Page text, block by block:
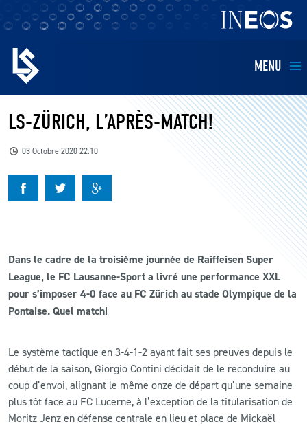
MENU
EQUIPES
BILLETTERIE
FANS
BUSINESS
RESTAURATION
CONTACT
LS-ZÜRICH, L’APRÈS-MATCH!
03 Octobre 2020 22:10
Dans le cadre de la troisième journée de Raiffeisen Super
League, le FC Lausanne-Sport a livré une performance XXL
pour s’imposer 4-0 face au FC Zürich au stade Olympique de la
Pontaise. Quel match!
Le système tactique en 3-4-1-2 ayant fait ses preuves depuis le
début de la saison, Giorgio Contini décidait de le reconduire au
coup d’envoi, alignant le même onze de départ qu’une semaine
plus tôt face au FC Lucerne, à l’exception de la titularisation de
Moritz Jenz en défense centrale en lieu et place de Mickaël